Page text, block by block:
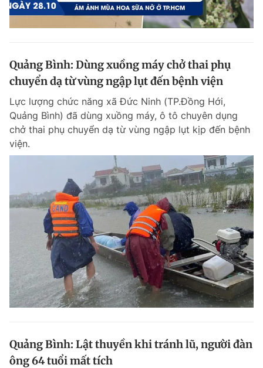
Quảng Bình: Dùng xuồng máy chở thai phụ
chuyển dạ từ vùng ngập lụt đến bệnh viện
Lực lượng chức năng xã Đức Ninh (TP.Đồng Hới,
Quảng Bình) đã dùng xuồng máy, ô tô chuyên dụng
chở thai phụ chuyển dạ từ vùng ngập lụt kịp đến bệnh
viện.
Quảng Bình: Lật thuyền khi tránh lũ, người đàn
ông 64 tuổi mất tích